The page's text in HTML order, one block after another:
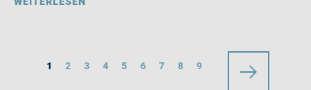
1 2 3 4 5 6 7 8 9